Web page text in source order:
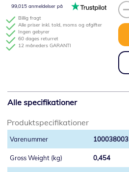
Billig fragt
Alle priser inkl. told, moms og afgifter
Ingen gebyrer
60 dages returret
12 måneders GARANTI
99,015 anmeldelser på
Alle specifikationer
Produktspecifikationer
100038003
0,454